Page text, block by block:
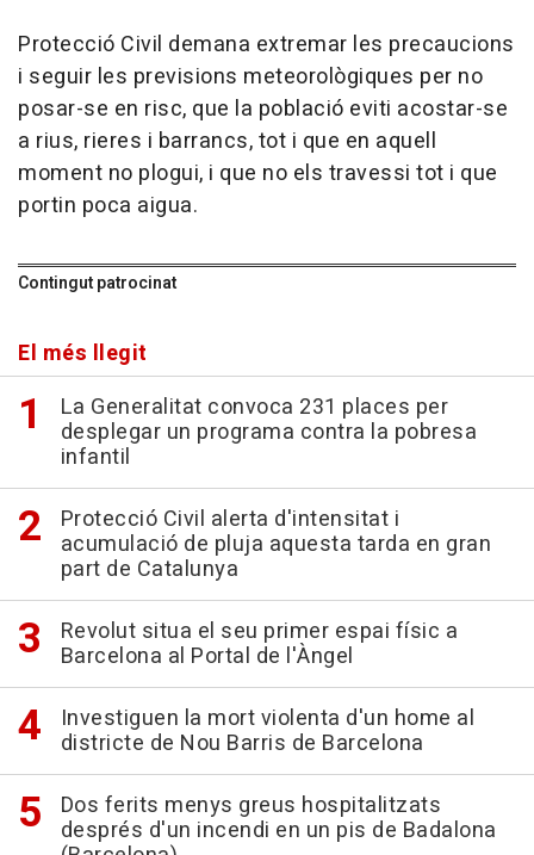
Protecció Civil demana extremar les precaucions
i seguir les previsions meteorològiques per no
posar-se en risc, que la població eviti acostar-se
a rius, rieres i barrancs, tot i que en aquell
moment no plogui, i que no els travessi tot i que
portin poca aigua.
Contingut patrocinat
El més llegit
La Generalitat convoca 231 places per
desplegar un programa contra la pobresa
infantil
Protecció Civil alerta d'intensitat i
acumulació de pluja aquesta tarda en gran
part de Catalunya
Revolut situa el seu primer espai físic a
Barcelona al Portal de l'Àngel
Investiguen la mort violenta d'un home al
districte de Nou Barris de Barcelona
Dos ferits menys greus hospitalitzats
després d'un incendi en un pis de Badalona